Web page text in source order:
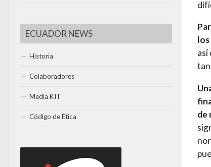
así
de
ECUADOR NEWS
Historia
Colaboradores
Media KIT
Código de Ética